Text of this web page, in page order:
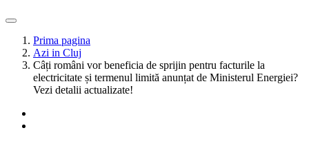
Prima pagina
Azi in Cluj
Câți români vor beneficia de sprijin pentru facturile la
electricitate și termenul limită anunțat de Ministerul Energiei?
Vezi detalii actualizate!